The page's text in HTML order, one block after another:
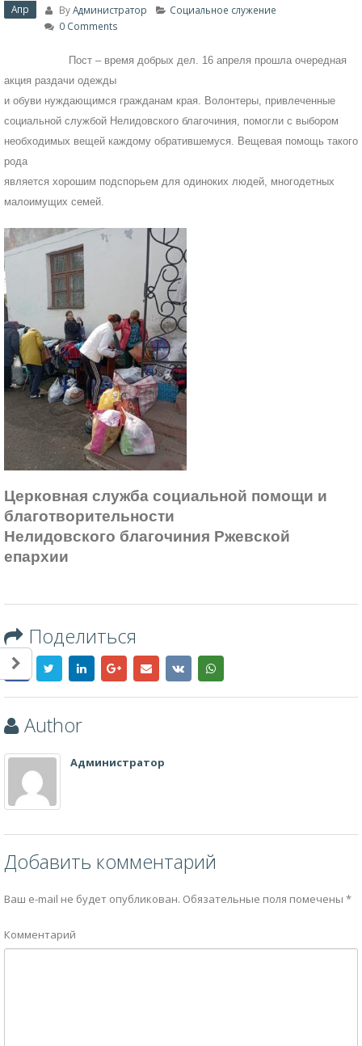
Апр ByАдминистратор
Социальное служение
0 Comments
Пост – время добрых дел. 16 апреля прошла очередная
акция раздачи одежды
и обуви нуждающимся гражданам края. Волонтеры, привлеченные
социальной службой Нелидовского благочиния, помогли с выбором
необходимых вещей каждому обратившемуся. Вещевая помощь такого
рода
является хорошим подспорьем для одиноких людей, многодетных
малоимущих семей.
Церковная служба социальной помощи и
благотворительности
Нелидовского благочиния Ржевской
епархии
Поделиться
Author
Администратор
Добавить комментарий
Ваш e-mail не будет опубликован. Обязательные поля помечены *
Комментарий